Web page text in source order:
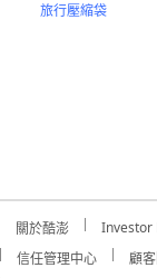
關於酷澎 Investor
信任管理中心
顧
資訊安全及隱私保護認